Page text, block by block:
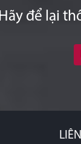
Hãy để lại